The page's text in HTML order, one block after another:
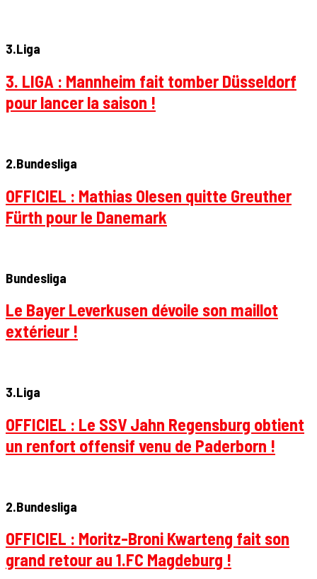
3.Liga
3. LIGA : Mannheim fait tomber Düsseldorf
pour lancer la saison !
2.Bundesliga
OFFICIEL : Mathias Olesen quitte Greuther
Fürth pour le Danemark
Bundesliga
Le Bayer Leverkusen dévoile son maillot
extérieur !
3.Liga
OFFICIEL : Le SSV Jahn Regensburg obtient
un renfort offensif venu de Paderborn !
2.Bundesliga
OFFICIEL : Moritz-Broni Kwarteng fait son
grand retour au 1.FC Magdeburg !